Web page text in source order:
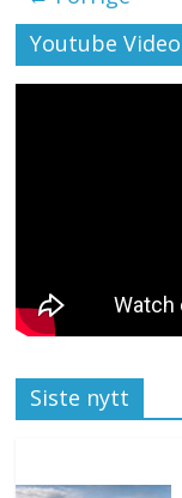
Youtube Video
Siste nytt